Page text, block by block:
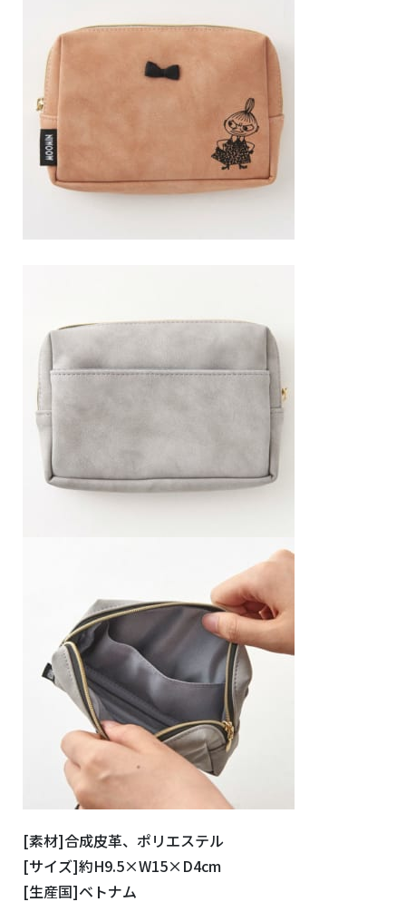
[素材]合成皮革、ポリエステル
[サイズ]約H9.5×W15×D4cm
[生産国]ベトナム